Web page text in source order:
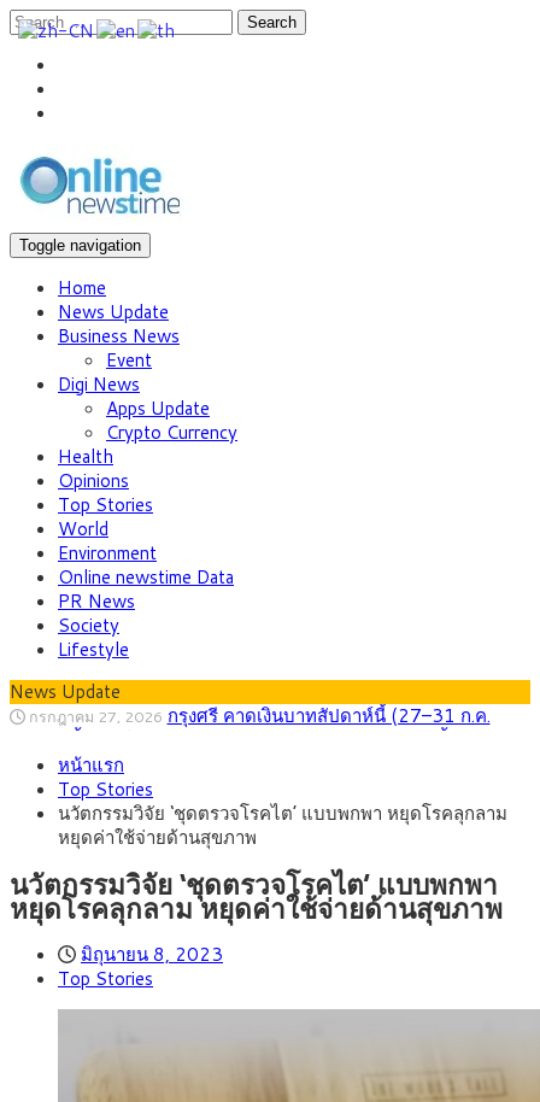
Search
Toggle navigation
Home
News Update
Business News
Event
Digi News
Apps Update
Crypto Currency
Health
Opinions
Top Stories
World
Environment
Online newstime Data
PR News
Society
Lifestyle
News Update
กรกฎาคม 27, 2026 กรุงศรี คาดเงินบาทสัปดาห์นี้ (27–31 ก.ค.
หน้ารถไฟฟ้าสงขลา โมโนเรล 12.54 กม. เชื่อมเมืองหาดใหญ่
สิงหาคม 4, 2026
รายหัวเพียง 2,618 บาท เสนอทบทวนจัดสรรงบให้สอดคล้องภาระ
งานจริง
สิงหาคม 3, 2026 กรุงศรี คาดเงินบาทสัปดาห์นี้ซื้อขายในกรอบ
33.00-33.60 ติดตามข้อมูลจ้างงานสหรัฐฯ
สิงหาคม 1, 2026 “เอกนิติ” เปิดเครื่องยนต์เศรษฐกิจใหม่ของไทย
เดินหน้า 5 ยุทธศาสตร์ รื้อโครงสร้างเศรษฐกิจ ดันไทยโตเต็ม
ศักยภาพ
กรกฎาคม 27, 2026 ภัยเงียบใกล้ตัวเด็ก LSD “แสตมป์เมา” ยาเสพ
ติดลายการ์ตูน กรมศุลกากร เตือนผู้ปกครองเฝ้าระวัง หลังยึดล็อต
ใหญ่จากเยอรมนี
หน้าแรก
Top Stories
นวัตกรรมวิจัย ‘ชุดตรวจโรคไต’ แบบพกพา หยุดโรคลุกลาม
หยุดค่าใช้จ่ายด้านสุขภาพ
นวัตกรรมวิจัย ‘ชุดตรวจโรคไต’ แบบพกพา
หยุดโรคลุกลาม หยุดค่าใช้จ่ายด้านสุขภาพ
มิถุนายน 8, 2023
Top Stories